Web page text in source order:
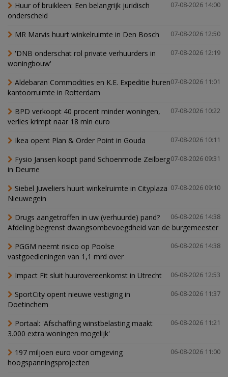
07-08-2026 14:00
Huur of bruikleen: Een belangrijk juridisch
onderscheid
07-08-2026 12:50
MR Marvis huurt winkelruimte in Den Bosch
07-08-2026 12:19
'DNB onderschat rol private verhuurders in
woningbouw'
07-08-2026 11:01
Aldebaran Commodities en K.E. Expeditie huren
kantoorruimte in Rotterdam
07-08-2026 10:22
BPD verkoopt 40 procent minder woningen,
verlies krimpt naar 18 mln euro
07-08-2026 10:11
Ikea opent Plan & Order Point in Gouda
07-08-2026 09:31
Fysio Jansen koopt pand Schoenmode Zeilberg
in Deurne
07-08-2026 09:10
Siebel Juweliers huurt winkelruimte in Cityplaza
Nieuwegein
06-08-2026 14:38
Drugs aangetroffen in uw (verhuurde) pand?
Afdeling begrenst dwangsombevoegdheid van de burgemeester
06-08-2026 14:38
PGGM neemt risico op Poolse
vastgoedleningen van 1,1 mrd over
06-08-2026 12:53
Impact Fit sluit huurovereenkomst in Utrecht
06-08-2026 11:37
SportCity opent nieuwe vestiging in
Doetinchem
06-08-2026 11:21
Portaal: 'Afschaffing winstbelasting maakt
3.000 extra woningen mogelijk'
06-08-2026 11:00
197 miljoen euro voor omgeving
hoogspanningsprojecten